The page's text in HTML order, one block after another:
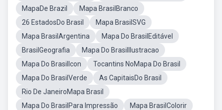
MapaDe Brazil
Mapa BrasilBranco
26 EstadosDo Brasil
Mapa BrasilSVG
Mapa BrasilArgentina
Mapa Do BrasilEditável
BrasilGeografia
Mapa Do BrasilIlustracao
Mapa Do BrasilIcon
Tocantins NoMapa Do Brasil
Mapa Do BrasilVerde
As CapitaisDo Brasil
Rio De JaneiroMapa Brasil
Mapa Do BrasilPara Impressão
Mapa BrasilColorir